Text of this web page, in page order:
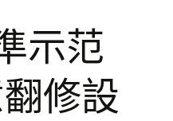
示范
修設